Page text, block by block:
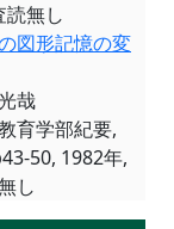
読無し
図形記憶の変
哉
育学部紀要,
50, 1982年,
し